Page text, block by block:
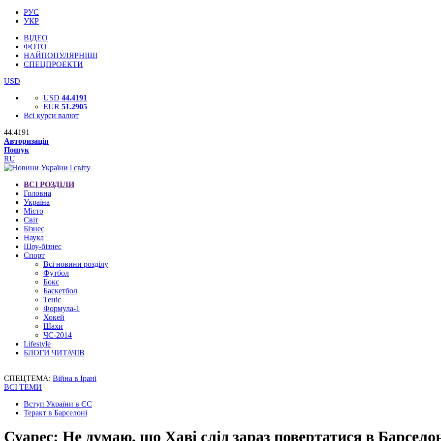
РУС
УКР
ВІДЕО
ФОТО
НАЙПОПУЛЯРНІШІ
СПЕЦПРОЕКТИ
USD
USD 44.4191
EUR 51.2905
Всі курси валют
44.4191
Авторизація
Пошук
RU
ВСІ РОЗДІЛИ
Головна
Україна
Місто
Світ
Бізнес
Наука
Шоу-бізнес
Спорт
Всі новини розділу
Футбол
Бокс
Баскетбол
Теніс
Формула-1
Хокей
Шахи
ЧС-2014
Lifestyle
БЛОГИ ЧИТАЧІВ
СПЕЦТЕМА: Війна в Ірані
ВСІ ТЕМИ
Вступ України в ЄС
Теракт в Барселоні
Суарес: Не думаю, що Хаві слід зараз повертатися в